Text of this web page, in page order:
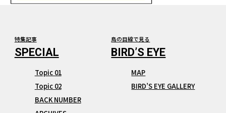
特集記事
Topic 01
Topic 02
BACK NUMBER
鳥の目線で見る
MAP
BIRD’S EYE GALLERY